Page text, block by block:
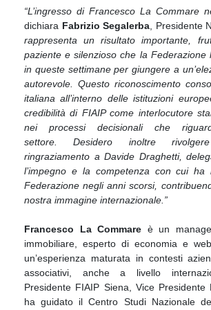
“L’ingresso di Francesco La Commare
dichiara Fabrizio Segalerba , Presidente
rappresenta un risultato importante,
paziente e silenzioso che la Federazione
in queste settimane per giungere a
autorevole. Questo riconoscimento
italiana all’interno delle istituzioni
credibilità di FIAIP come interlocutore
nei processi decisionali che
settore.Desidero inoltre
ringraziamento a Davide Draghetti,
l’impegno e la competenza con cui ha
Federazione negli anni scorsi,
nostra immagine internazionale.”
Francesco La Commare è un
immobiliare, esperto di economia e
un’esperienza maturata in contesti
associativi, anche a livello
Presidente FIAIP Siena, Vice Presidente
ha guidato il Centro Studi Nazionale